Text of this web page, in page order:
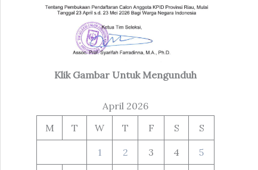
Klik Gambar Untuk Mengunduh
April 2026
M
T W T F S S
1 2 3 4 5